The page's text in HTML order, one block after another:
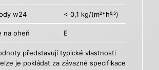
w24 < 0,1 kg/(m2*h0,5)
na oheň E
představují typické vlastnosti
je pokládat za závazné specifikace